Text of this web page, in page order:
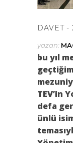
DAVET
yazan:
bu yıl
TEV’in
defa
ünlü